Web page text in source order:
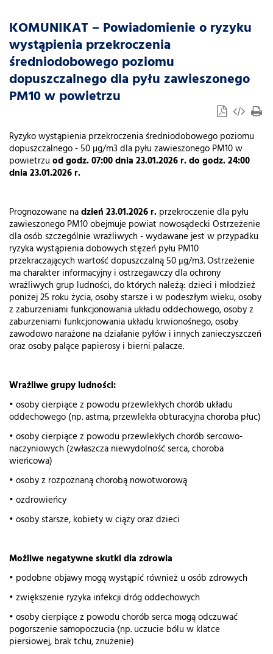
KOMUNIKAT – Powiadomienie o ryzyku
wystąpienia przekroczenia
średniodobowego poziomu
dopuszczalnego dla pyłu zawieszonego
PM10 w powietrzu
Ryzyko wystąpienia przekroczenia średniodobowego poziomu
dopuszczalnego - 50 µg/m3 dla pyłu zawieszonego PM10 w
powietrzu od godz. 07:00 dnia 23.01.2026 r. do godz. 24:00
dnia 23.01.2026 r.
Prognozowane nadzień 23.01.2026 r. przekroczenie dla pyłu
zawieszonego PM10 obejmuje powiat nowosądecki Ostrzeżenie
dla osób szczególnie wrażliwych - wydawane jest w przypadku
ryzyka wystąpienia dobowych stężeń pyłu PM10
przekraczających wartość dopuszczalną 50 μg/m3. Ostrzeżenie
ma charakter informacyjny i ostrzegawczy dla ochrony
wrażliwych grup ludności, do których należą: dzieci i młodzież
poniżej 25 roku życia, osoby starsze i w podeszłym wieku, osoby
z zaburzeniami funkcjonowania układu oddechowego, osoby z
zaburzeniami funkcjonowania układu krwionośnego, osoby
zawodowo narażone na działanie pyłów i innych zanieczyszczeń
oraz osoby palące papierosy i bierni palacze.
Wrażliwe grupy ludności:
• osoby cierpiące z powodu przewlekłych chorób układu
oddechowego (np. astma, przewlekła obturacyjna choroba płuc)
• osoby cierpiące z powodu przewlekłych chorób sercowo-
naczyniowych (zwłaszcza niewydolność serca, choroba
wieńcowa)
• osoby z rozpoznaną chorobą nowotworową
• ozdrowieńcy
• osoby starsze, kobiety w ciąży oraz dzieci
Możliwe negatywne skutki dla zdrowia
• podobne objawy mogą wystąpić również u osób zdrowych
• zwiększenie ryzyka infekcji dróg oddechowych
• osoby cierpiące z powodu chorób serca mogą odczuwać
pogorszenie samopoczucia (np. uczucie bólu w klatce
piersiowej, brak tchu, znużenie)